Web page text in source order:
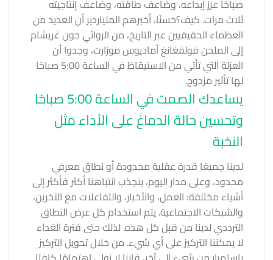
صباحًا عزز إبداعه، وضاعف طاقته، وضاعف إنتاجيته
ثلاث مرات. كيف؟حسنًا، أخبرهم الملياردير أن العديد من
العظماء الحقيقيين عبر التاريخ، من الروائي جون غريشام
إلى الملحن فولفغانغ أماديوس موزارت، وجدوا أن
العزلة التي تأتي من الاستيقاظ في الساعة 5:00 صباحًا
لها تأثير مزدوج.
يساعدك الصمت في الساعة 5:00 صباحًا
وتحسين حالة الدماغ على الأداء مثل
النخبة
لدينا جميعًا قدرة عقلية محدودة أو نطاق معرفي
محدود، وعلى مدار اليوم، ينجذب انتباهنا أكثر فأكثر إلى
أشياء مختلفة: العمل، والأخبار، والتفاعلات مع الآخرين،
والشبكات الاجتماعية. يتم استخدام كل عرض النطاق
الترددي لدينا من قبل كل هذه. لذلك حتى فترة الغداء
لا يمكننا التركيز على أي شيء. من خلال تحويل التركيز